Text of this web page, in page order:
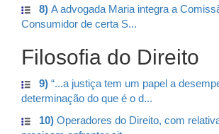
8) A advogada Maria integra a
Consumidor de certa S...
Filosofia do Direito
9) “...a justiça tem um papel a
determinação do que é o d...
10) Operadores do Direito, com